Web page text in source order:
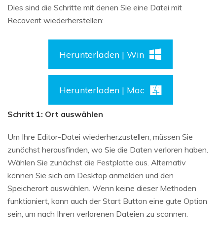
Dies sind die Schritte mit denen Sie eine Datei mit
Recoverit wiederherstellen:
Herunterladen | Win
Herunterladen | Mac
Schritt 1: Ort auswählen
Um Ihre Editor-Datei wiederherzustellen, müssen Sie
zunächst herausfinden, wo Sie die Daten verloren haben.
Wählen Sie zunächst die Festplatte aus. Alternativ
können Sie sich am Desktop anmelden und den
Speicherort auswählen. Wenn keine dieser Methoden
funktioniert, kann auch der Start Button eine gute Option
sein, um nach Ihren verlorenen Dateien zu scannen.